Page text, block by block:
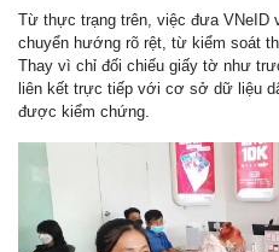
Từ thực trạng trên, việc đưa VNeID
chuyển hướng rõ rệt, từ kiểm soát
Thay vì chỉ đối chiếu giấy tờ như
liên kết trực tiếp với cơ sở dữ liệu
được kiểm chứng.